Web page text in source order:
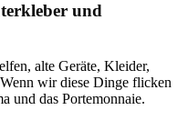
und
alte Geräte, Kleider,
wir diese Dinge flicken
und das Portemonnaie.